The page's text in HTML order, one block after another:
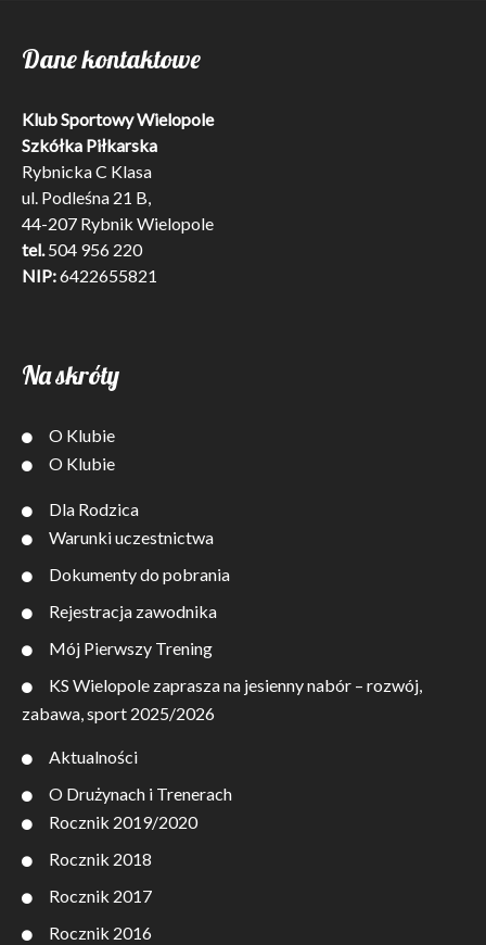
Dane kontaktowe
Klub Sportowy Wielopole
Szkółka Piłkarska
Rybnicka C Klasa
ul. Podleśna 21 B,
44-207 Rybnik Wielopole
tel.504 956 220
NIP:6422655821
Na skróty
O Klubie
O Klubie
Dla Rodzica
Warunki uczestnictwa
Dokumenty do pobrania
Rejestracja zawodnika
Mój Pierwszy Trening
KS Wielopole zaprasza na jesienny nabór – rozwój,
zabawa, sport 2025/2026
Aktualności
O Drużynach i Trenerach
Rocznik 2019/2020
Rocznik 2018
Rocznik 2017
Rocznik 2016